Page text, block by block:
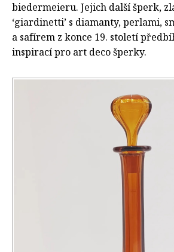
biedermeieru. Jejich další šperk,
‘giardinetti’ s diamanty, perlami,
a safírem z konce 19. století
inspirací pro art deco šperky.